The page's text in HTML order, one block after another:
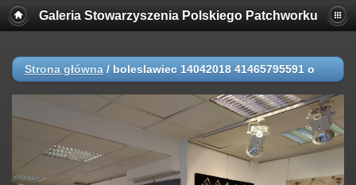
Galeria Stowarzyszenia Polskiego Patchworku
Strona główna / boleslawiec 14042018 41465795591 o